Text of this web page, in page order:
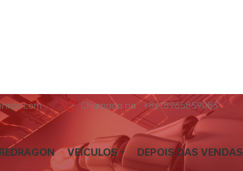
Chamada na : +8618965859083
VEÍCULOS DEPOIS DAS VENDAS